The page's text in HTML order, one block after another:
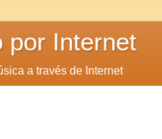
por Internet
a través de Internet